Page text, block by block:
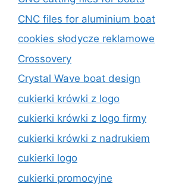
CNC files for aluminium boat
cookies słodycze reklamowe
Crossovery
Crystal Wave boat design
cukierki krówki z logo
cukierki krówki z logo firmy
cukierki krówki z nadrukiem
cukierki logo
cukierki promocyjne